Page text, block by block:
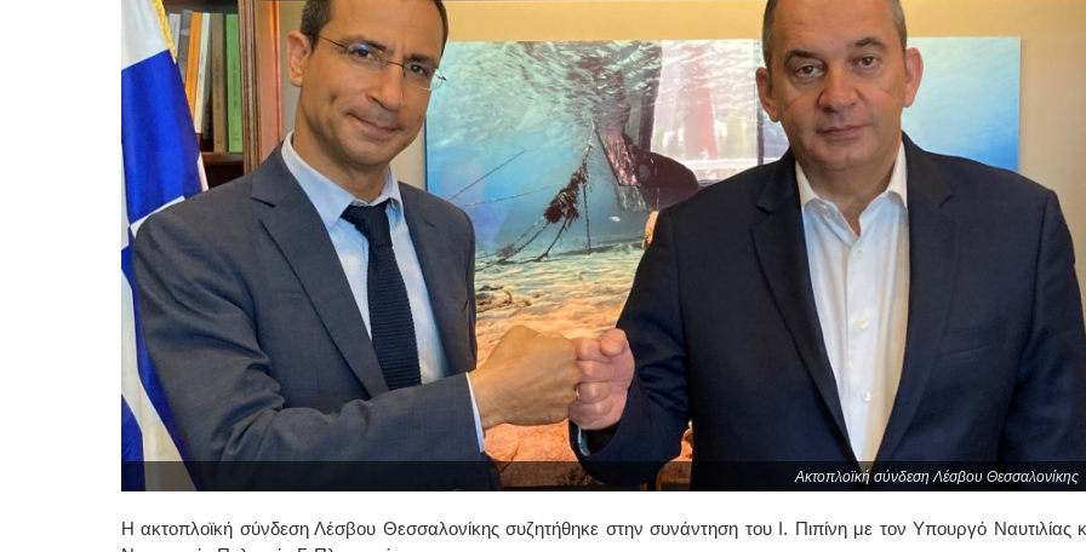
Ακτοπλοϊκή σύνδεση Λέσβου Θεσσαλονίκης
Η ακτοπλοϊκή σύνδεση Λέσβου Θεσσαλονίκης συζητήθηκε στην συνάντηση του Ι. Πιπίνη με τον Υπουργό Ναυτιλίας